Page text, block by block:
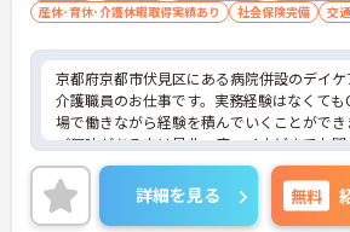
産休･育休･介護休暇取得実績あり
社会保険完備 交
京都府京都市伏見区にある病院併設のデイケ
介護職員のお仕事です。実務経験はなくても
場で働きながら経験を積んでいくことができ
ご興味がある方は是非一度マイナビまでお
さい。更に詳細などお伝えします。
詳細を見る 無料